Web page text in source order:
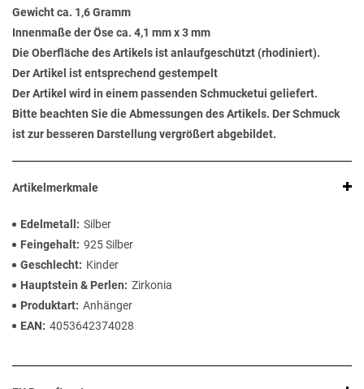
Gewicht ca. 1,6 Gramm
Innenmaße der Öse ca. 4,1 mm x 3 mm
Die Oberfläche des Artikels ist anlaufgeschützt (rhodiniert).
Der Artikel ist entsprechend gestempelt
Der Artikel wird in einem passenden Schmucketui geliefert.
Bitte beachten Sie die Abmessungen des Artikels. Der Schmuck
ist zur besseren Darstellung vergrößert abgebildet.
Artikelmerkmale
Edelmetall
Silber
Feingehalt 925 Silber
Geschlecht
Kinder
Hauptstein & Perlen
Zirkonia
Produktart Anhänger
EAN
4053642374028